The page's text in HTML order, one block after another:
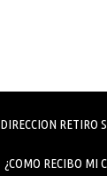
DIRECCION RETIRO
¿COMO RECIBO MI